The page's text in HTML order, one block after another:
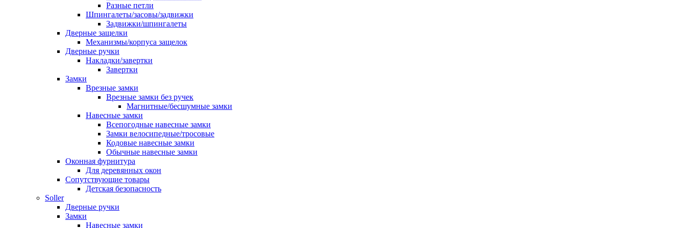
Разные петли
Шпингалеты/засовы/задвижки
Задвижки/шпингалеты
Дверные защелки
Механизмы/корпуса защелок
Дверные ручки
Накладки/завертки
Завертки
Замки
Врезные замки
Врезные замки без ручек
Магнитные/бесшумные замки
Навесные замки
Всепогодные навесные замки
Замки велосипедные/тросовые
Кодовые навесные замки
Обычные навесные замки
Оконная фурнитура
Для деревянных окон
Сопутствующие товары
Детская безопасность
Soller
Дверные ручки
Замки
Навесные замки